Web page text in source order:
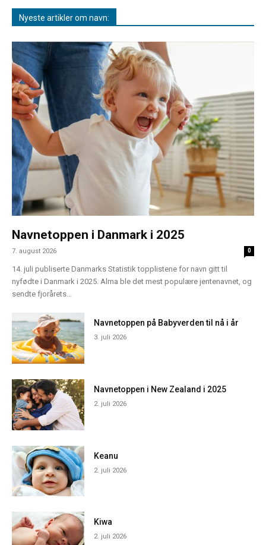
Nyeste artikler om navn:
Navnetoppen i Danmark i 2025
7. august 2026 0
14. juli publiserte Danmarks Statistik topplistene for navn gitt til
nyfødte i Danmark i 2025. Alma ble det mest populære jentenavnet, og
sendte fjorårets...
Navnetoppen på Babyverden til nå i år
3. juli 2026
Navnetoppen i New Zealand i 2025
2. juli 2026
Keanu
2. juli 2026
Kiwa
2. juli 2026